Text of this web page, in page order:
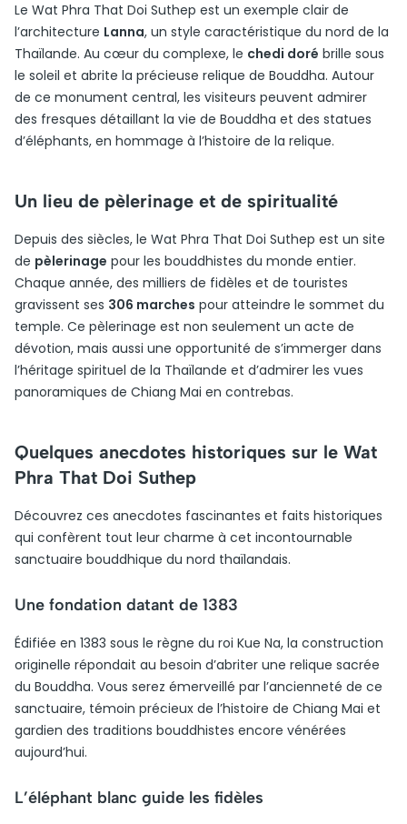
Le Wat Phra That Doi Suthep est un exemple clair de
l’architecture Lanna, un style caractéristique du nord de la
Thaïlande. Au cœur du complexe, le chedi doré brille sous
le soleil et abrite la précieuse relique de Bouddha. Autour
de ce monument central, les visiteurs peuvent admirer
des fresques détaillant la vie de Bouddha et des statues
d’éléphants, en hommage à l’histoire de la relique.
Un lieu de pèlerinage et de spiritualité
Depuis des siècles, le Wat Phra That Doi Suthep est un site
de pèlerinage pour les bouddhistes du monde entier.
Chaque année, des milliers de fidèles et de touristes
gravissent ses 306 marches pour atteindre le sommet du
temple. Ce pèlerinage est non seulement un acte de
dévotion, mais aussi une opportunité de s’immerger dans
l’héritage spirituel de la Thaïlande et d’admirer les vues
panoramiques de Chiang Mai en contrebas.
Quelques anecdotes historiques sur le Wat
Phra That Doi Suthep
Découvrez ces anecdotes fascinantes et faits historiques
qui confèrent tout leur charme à cet incontournable
sanctuaire bouddhique du nord thaïlandais.
Une fondation datant de 1383
Édifiée en 1383 sous le règne du roi Kue Na, la construction
originelle répondait au besoin d’abriter une relique sacrée
du Bouddha. Vous serez émerveillé par l’ancienneté de ce
sanctuaire, témoin précieux de l’histoire de Chiang Mai et
gardien des traditions bouddhistes encore vénérées
aujourd’hui.
L’éléphant blanc guide les fidèles